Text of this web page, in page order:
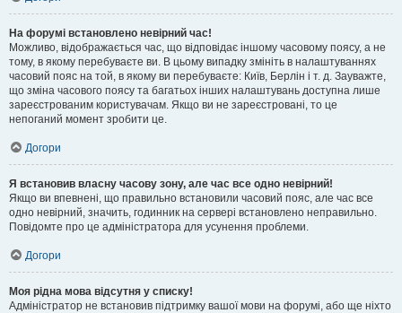
На форумі встановлено невірний час!
Можливо, відображається час, що відповідає іншому часовому поясу, а не
тому, в якому перебуваєте ви. В цьому випадку змініть в налаштуваннях
часовий пояс на той, в якому ви перебуваєте: Київ, Берлін і т. д. Зауважте,
що зміна часового поясу та багатьох інших налаштувань доступна лише
зареєстрованим користувачам. Якщо ви не зареєстровані, то це
непоганий момент зробити це.
Догори
Я встановив власну часову зону, але час все одно невірний!
Якщо ви впевнені, що правильно встановили часовий пояс, але час все
одно невірний, значить, годинник на сервері встановлено неправильно.
Повідомте про це адміністратора для усунення проблеми.
Догори
Моя рідна мова відсутня у списку!
Адміністратор не встановив підтримку вашої мови на форумі, або ще ніхто